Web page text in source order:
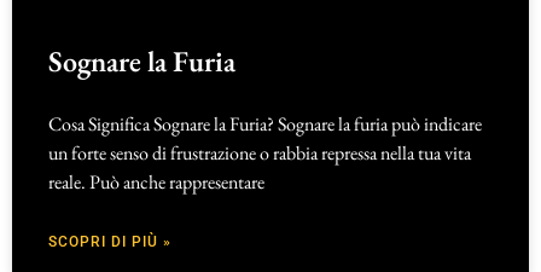
Sognare la Furia
Cosa Significa Sognare la Furia? Sognare la furia può indicare
un forte senso di frustrazione o rabbia repressa nella tua vita
reale. Può anche rappresentare
SCOPRI DI PIÙ »